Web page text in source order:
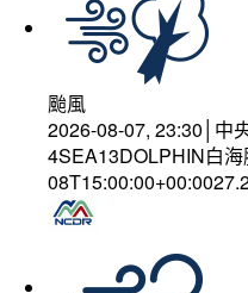
颱風
2026-08-07, 23:30│中
4SEA13DOLPHIN白